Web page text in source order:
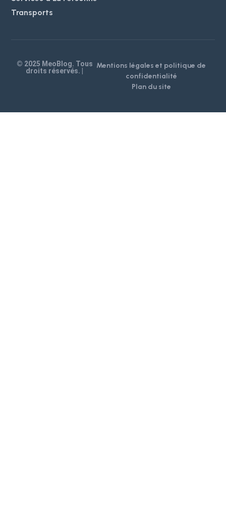
Transports
© 2025 MeoBlog. Tous
droits réservés. |
Mentions légales et politique de
confidentialité
Plan du site